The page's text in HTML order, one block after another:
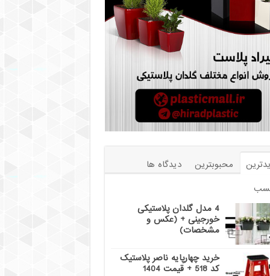
محبوبترین
دیدگاه ها
4 مدل گلدان پلاستیکی
خورجینی + (عکس و
مشخصات)
خرید چهارپایه ناصر پلاستیک
کد 518 + قیمت 1404